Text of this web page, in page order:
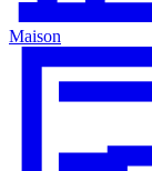
Maison